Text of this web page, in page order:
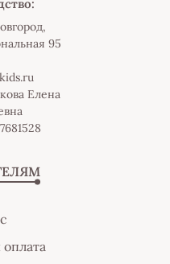
95
Елена
оплата